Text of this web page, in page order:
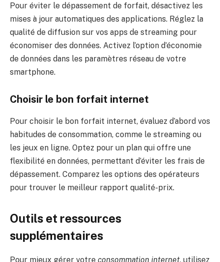
Pour éviter le dépassement de forfait, désactivez les
mises à jour automatiques des applications. Réglez la
qualité de diffusion sur vos apps de streaming pour
économiser des données. Activez l’option d’économie
de données dans les paramètres réseau de votre
smartphone.
Choisir le bon forfait internet
Pour choisir le bon forfait internet, évaluez d’abord vos
habitudes de consommation, comme le streaming ou
les jeux en ligne. Optez pour un plan qui offre une
flexibilité en données, permettant d’éviter les frais de
dépassement. Comparez les options des opérateurs
pour trouver le meilleur rapport qualité-prix.
Outils et ressources
supplémentaires
Pour mieux gérer votre consommation internet, utilisez